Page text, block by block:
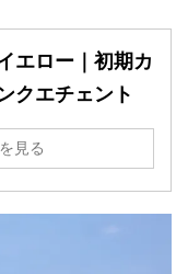
エロー｜初期カ
クエチェント
見る